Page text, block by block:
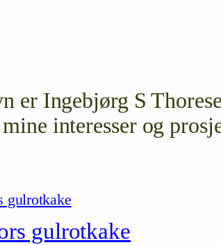
er Ingebjørg S
interesser og
gulrotkake